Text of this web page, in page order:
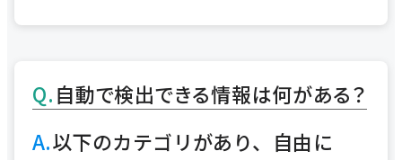
自動で検出できる情報は何がある？
以下のカテゴリがあり、自由に